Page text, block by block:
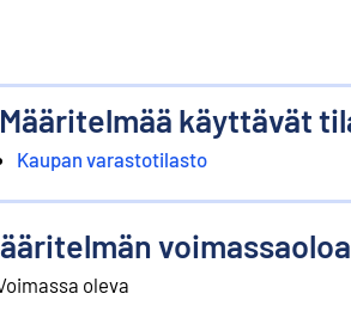
Määritelmää käyttävät
Kaupan varastotilasto
oleva